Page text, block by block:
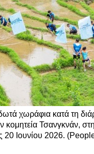
χωράφια κατά τη
κομητεία Τσανγκνάν,
20 Ιουνίου 2026.